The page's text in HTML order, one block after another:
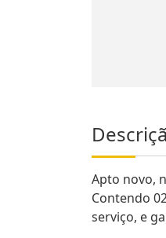
Apto novo,
Contendo
serviço, e